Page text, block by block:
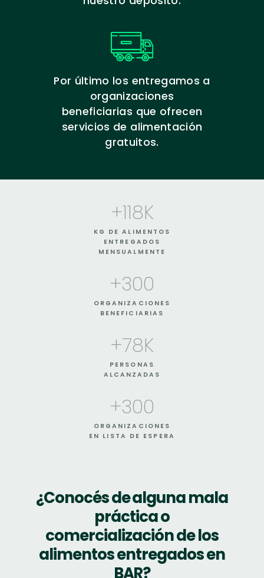
Por último los entregamos a
organizaciones
beneficiarias que ofrecen
servicios de alimentación
gratuitos.
+118K
KG DE ALIMENTOS
ENTREGADOS
MENSUALMENTE
+300
ORGANIZACIONES
BENEFICIARIAS
+78K
PERSONAS
ALCANZADAS
+300
ORGANIZACIONES
EN LISTA DE ESPERA
¿Conocés de alguna mala
práctica o
comercialización de los
alimentos entregados en
BAR?